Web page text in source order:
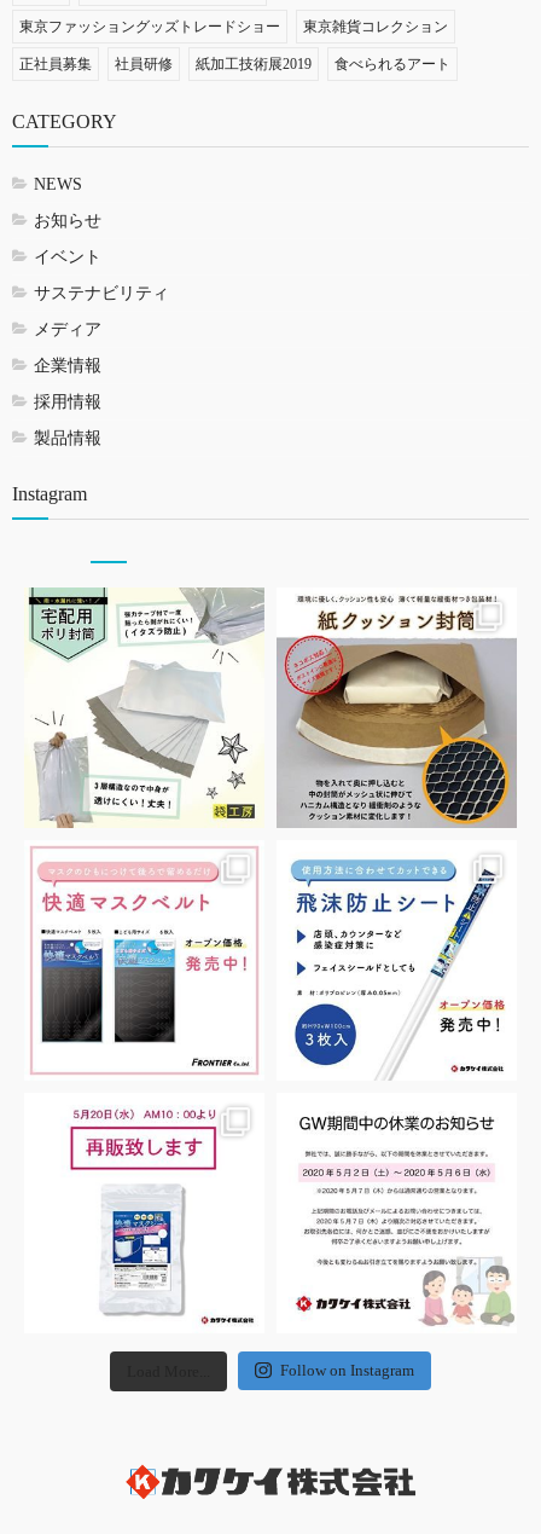
東京ファッショングッズトレードショー 東京雑貨コレクション
正社員募集 社員研修 紙加工技術展2019 食べられるアート
CATEGORY
NEWS
お知らせ
イベント
サステナビリティ
メディア
企業情報
採用情報
製品情報
Instagram
Follow on Instagram